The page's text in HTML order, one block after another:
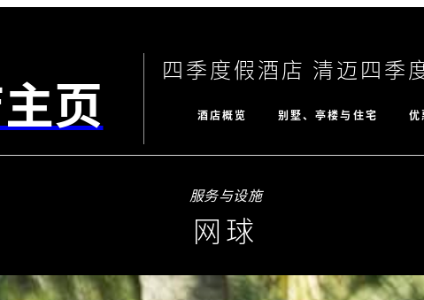
页 四季度假酒店 清迈四季
酒店概览 别墅、亭楼与住宅 优
服务与设施
网球